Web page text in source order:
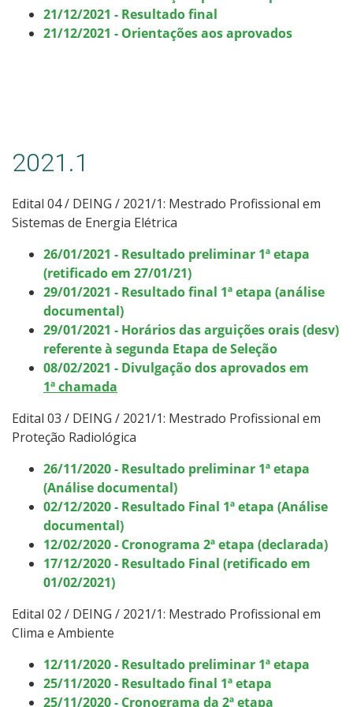
21/12/2021 - Resultado final
21/12/2021 - Orientações aos aprovados
2021.1
Edital 04 / DEING / 2021/1: Mestrado Profissional em
Sistemas de Energia Elétrica
26/01/2021 - Resultado preliminar 1ª etapa
(retificado em 27/01/21)
29/01/2021 - Resultado final 1ª etapa (análise
documental)
29/01/2021 - Horários das arguições orais (desv)
referente à segunda Etapa de Seleção
08/02/2021 - Divulgação dos aprovados em
1ª chamada
Edital 03 / DEING / 2021/1: Mestrado Profissional em
Proteção Radiológica
26/11/2020 - Resultado preliminar 1ª etapa
(Análise documental)
02/12/2020 - Resultado Final 1ª etapa (Análise
documental)
12/02/2020 - Cronograma 2ª etapa (declarada)
17/12/2020 - Resultado Final (retificado em
01/02/2021)
Edital 02 / DEING / 2021/1: Mestrado Profissional em
Clima e Ambiente
12/11/2020 - Resultado preliminar 1ª etapa
25/11/2020 - Resultado final 1ª etapa
25/11/2020 - Cronograma da 2ª etapa